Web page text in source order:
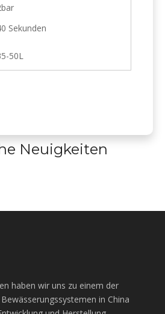
Sekunden
50L
Neuigkeiten
haben wir uns zu einem der
in China